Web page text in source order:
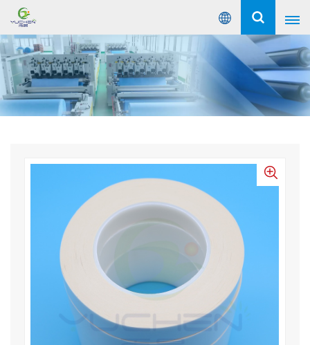
عربي
English
Русский
Português
عربي